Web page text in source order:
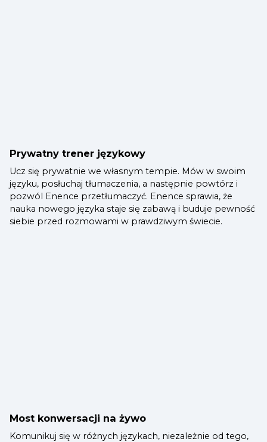
Prywatny trener językowy
Ucz się prywatnie we własnym tempie. Mów w swoim
języku, posłuchaj tłumaczenia, a następnie powtórz i
pozwól Enence przetłumaczyć. Enence sprawia, że
nauka nowego języka staje się zabawą i buduje pewność
siebie przed rozmowami w prawdziwym świecie.
Most konwersacji na żywo
Komunikuj się w różnych językach, niezależnie od tego,